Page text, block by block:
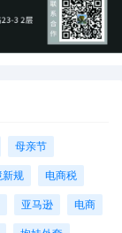
角度，诠释了
问题？”。可以
海科技品牌来
知名度，还能
。
母亲节
新规 电商税
亚马逊 电商